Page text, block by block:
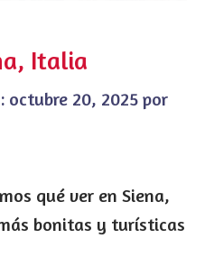
Italia
octubre 20, 2025 por
qué ver en Siena,
bonitas y turísticas